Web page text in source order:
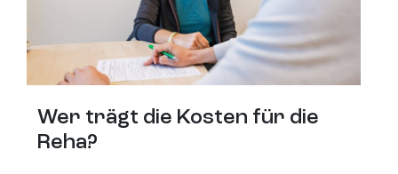
Wer trägt die Kosten für die
Reha?